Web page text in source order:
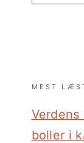
MEST
boller i